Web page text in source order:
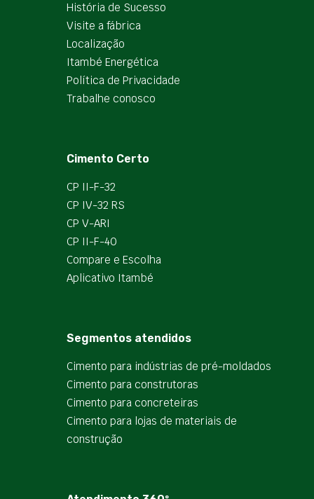
História de Sucesso
Visite a fábrica
Localização
Itambé Energética
Política de Privacidade
Trabalhe conosco
Cimento Certo
CP II-F-32
CP IV-32 RS
CP V-ARI
CP II-F-40
Compare e Escolha
Aplicativo Itambé
Segmentos atendidos
Cimento para indústrias de pré-moldados
Cimento para construtoras
Cimento para concreteiras
Cimento para lojas de materiais de
construção